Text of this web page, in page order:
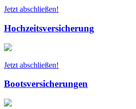
Jetzt abschließen!
Hochzeitsversicherung
Jetzt abschließen!
Bootsversicherungen